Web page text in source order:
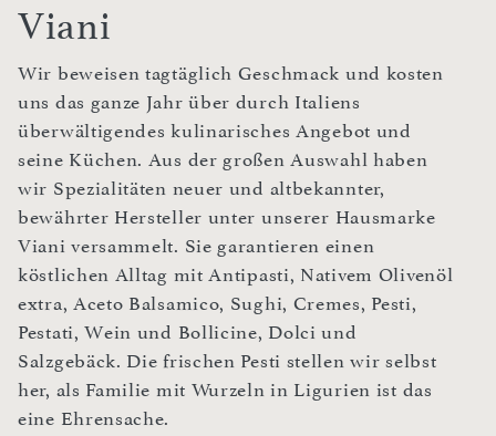
Viani
Wir beweisen tagtäglich Geschmack und kosten
uns das ganze Jahr über durch Italiens
überwältigendes kulinarisches Angebot und
seine Küchen. Aus der großen Auswahl haben
wir Spezialitäten neuer und altbekannter,
bewährter Hersteller unter unserer Hausmarke
Viani versammelt. Sie garantieren einen
köstlichen Alltag mit Antipasti, Nativem Olivenöl
extra, Aceto Balsamico, Sughi, Cremes, Pesti,
Pestati, Wein und Bollicine, Dolci und
Salzgebäck. Die frischen Pesti stellen wir selbst
her, als Familie mit Wurzeln in Ligurien ist das
eine Ehrensache.